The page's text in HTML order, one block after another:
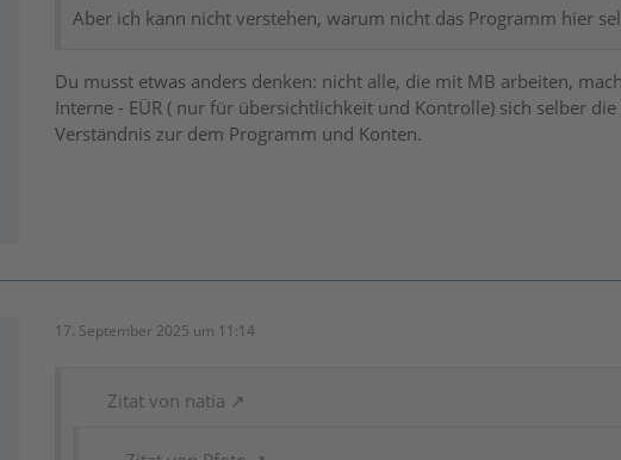
Aber ich kann nicht verstehen, warum nicht das Programm hier
Du musst etwas anders denken: nicht alle, die mit MB arbeiten,
Interne - EÜR ( nur für übersichtlichkeit und Kontrolle) sich selber
Verständnis zur dem Programm und Konten.
17. September 2025 um 11:14
Zitat von natia